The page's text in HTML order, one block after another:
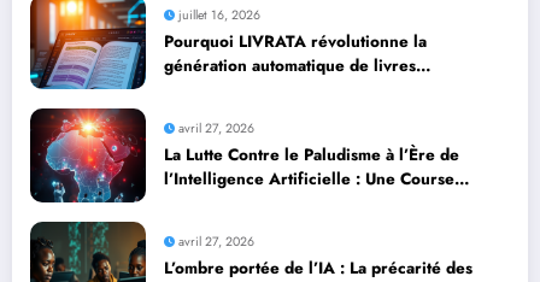
juillet 16, 2026
Pourquoi LIVRATA révolutionne la
génération automatique de livres
avril 27, 2026
La Lutte Contre le Paludisme à l’Ère de
l’Intelligence Artificielle : Une Course
avril 27, 2026
L’ombre portée de l’IA : La précarité des